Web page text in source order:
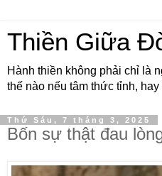
Thiền Giữa
Hành thiền không phải chỉ là
thế nào nếu tâm thức tỉnh,
Thứ Sáu, 7 tháng 3, 2025
Bốn sự thật đau